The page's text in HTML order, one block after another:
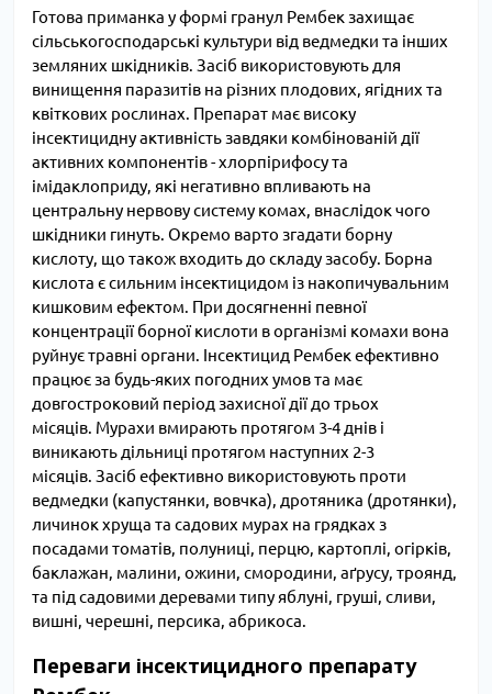
Готова приманка у формі гранул Рембек захищає
сільськогосподарські культури від ведмедки та інших
земляних шкідників. Засіб використовують для
винищення паразитів на різних плодових, ягідних та
квіткових рослинах. Препарат має високу
інсектицидну активність завдяки комбінованій дії
активних компонентів - хлорпірифосу та
імідаклоприду, які негативно впливають на
центральну нервову систему комах, внаслідок чого
шкідники гинуть. Окремо варто згадати борну
кислоту, що також входить до складу засобу. Борна
кислота є сильним інсектицидом із накопичувальним
кишковим ефектом. При досягненні певної
концентрації борної кислоти в організмі комахи вона
руйнує травні органи. Інсектицид Рембек ефективно
працює за будь-яких погодних умов та має
довгостроковий період захисної дії до трьох
місяців. Мурахи вмирають протягом 3-4 днів і
виникають дільниці протягом наступних 2-3
місяців. Засіб ефективно використовують проти
ведмедки (капустянки, вовчка), дротяника (дротянки),
личинок хруща та садових мурах на грядках з
посадами томатів, полуниці, перцю, картоплі, огірків,
баклажан, малини, ожини, смородини, аґрусу, троянд,
та під садовими деревами типу яблуні, груші, сливи,
вишні, черешні, персика, абрикоса.
Переваги інсектицидного препарату